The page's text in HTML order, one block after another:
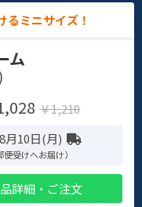
るミニサイズ！
ム
)
￥1,210
月10日(月)
受けへお届け）
詳細・ご注文